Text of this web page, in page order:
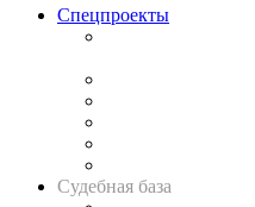
Спецпроекты
Судебная база